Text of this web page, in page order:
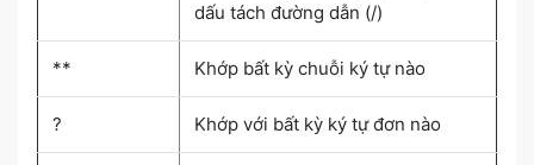
dấu tách đường dẫn (/)
** Khớp bất kỳ chuỗi ký tự nào
? Khớp với bất kỳ ký tự đơn nào